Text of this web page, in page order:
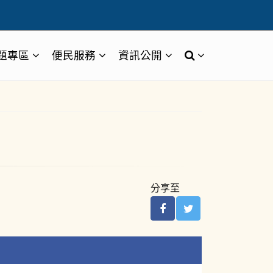
專區 便民服務 資訊公開
分享至